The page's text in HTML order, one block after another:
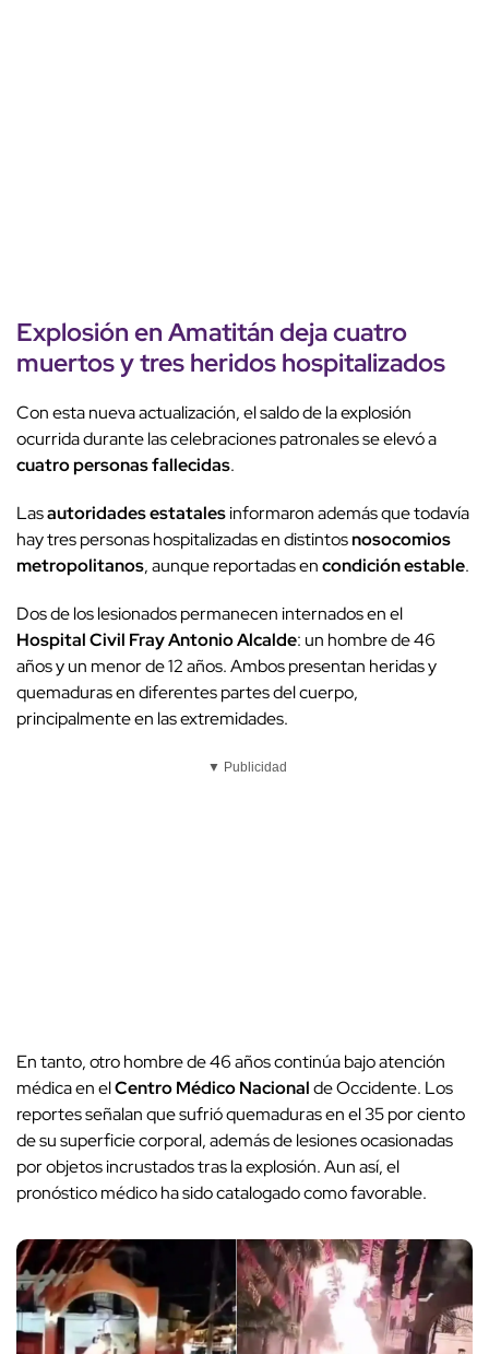
Explosión en Amatitán dejacuatro
muertosytres heridos hospitalizados
Con esta nueva actualización, el saldo de la explosión
ocurrida durante las celebraciones patronales se elevó a
cuatro personas fallecidas.
Lasautoridades estatalesinformaron además que todavía
hay tres personas hospitalizadas en distintosnosocomios
metropolitanos, aunque reportadas encondición estable.
Dos de los lesionados permanecen internados en el
Hospital Civil Fray Antonio Alcalde: un hombre de 46
años y un menor de 12 años. Ambos presentan heridas y
quemaduras en diferentes partes del cuerpo,
principalmente en las extremidades.
▼ Publicidad
En tanto, otro hombre de 46 años continúa bajo atención
médica en elCentro Médico Nacionalde Occidente. Los
reportes señalan que sufrió quemaduras en el 35 por ciento
de su superficie corporal, además de lesiones ocasionadas
por objetos incrustados tras la explosión. Aun así, el
pronóstico médico ha sido catalogado como favorable.